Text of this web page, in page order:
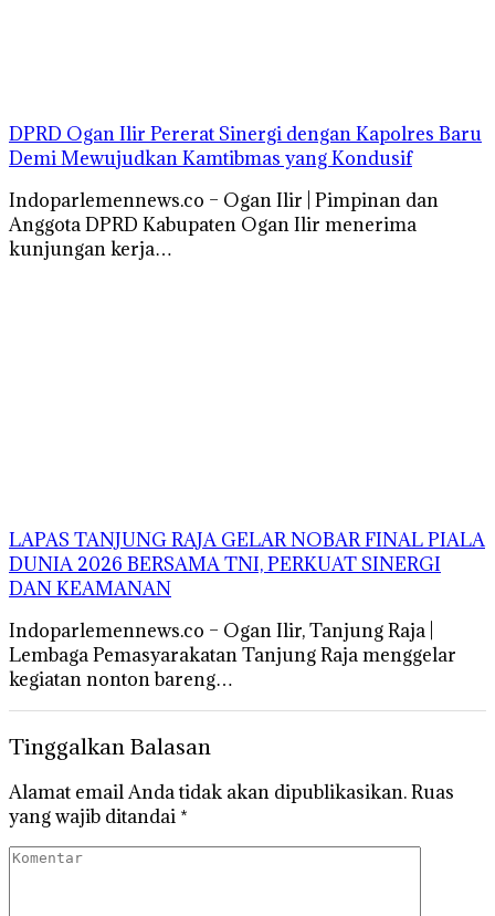
DPRD Ogan Ilir Pererat Sinergi dengan Kapolres Baru
Demi Mewujudkan Kamtibmas yang Kondusif
Indoparlemennews.co – Ogan Ilir | Pimpinan dan
Anggota DPRD Kabupaten Ogan Ilir menerima
kunjungan kerja…
LAPAS TANJUNG RAJA GELAR NOBAR FINAL PIALA
DUNIA 2026 BERSAMA TNI, PERKUAT SINERGI
DAN KEAMANAN
Indoparlemennews.co – Ogan Ilir, Tanjung Raja |
Lembaga Pemasyarakatan Tanjung Raja menggelar
kegiatan nonton bareng…
Tinggalkan Balasan
Alamat email Anda tidak akan dipublikasikan.Ruas
yang wajib ditandai *